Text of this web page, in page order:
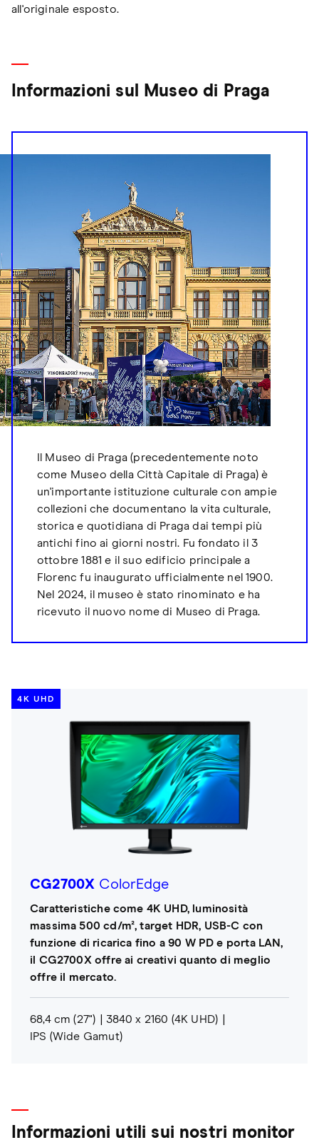
all'originale esposto.
Informazioni sul Museo di Praga
Il Museo di Praga (precedentemente noto
come Museo della Città Capitale di Praga) è
un'importante istituzione culturale con ampie
collezioni che documentano la vita culturale,
storica e quotidiana di Praga dai tempi più
antichi fino ai giorni nostri. Fu fondato il 3
ottobre 1881 e il suo edificio principale a
Florenc fu inaugurato ufficialmente nel 1900.
Nel 2024, il museo è stato rinominato e ha
ricevuto il nuovo nome di Museo di Praga.
4K UHD
CG2700X ColorEdge
Caratteristiche come 4K UHD, luminosità
massima 500 cd/m², target HDR, USB-C con
funzione di ricarica fino a 90 W PD e porta LAN,
il CG2700X offre ai creativi quanto di meglio
offre il mercato.
68,4 cm (27")
3840 x 2160 (4K UHD)
IPS (Wide Gamut)
Informazioni utili sui nostri monitor